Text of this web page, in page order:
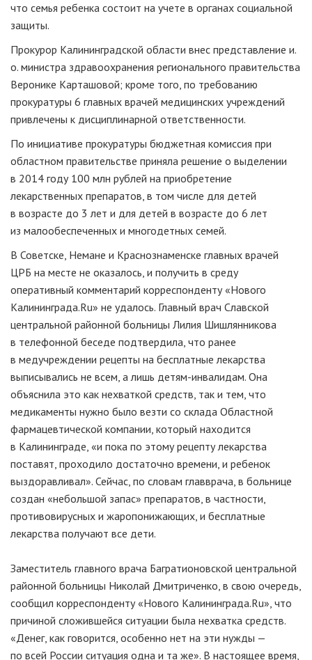
что семья ребенка состоит на учете в органах социальной
защиты.
Прокурор Калининградской области внес представление и.
о. министра здравоохранения регионального правительства
Веронике Карташовой; кроме того, по требованию
прокуратуры 6 главных врачей медицинских учреждений
привлечены к дисциплинарной ответственности.
По инициативе прокуратуры бюджетная комиссия при
областном правительстве приняла решение о выделении
в 2014 году 100 млн рублей на приобретение
лекарственных препаратов, в том числе для детей
в возрасте до 3 лет и для детей в возрасте до 6 лет
из малообеспеченных и многодетных семей.
В Советске, Немане и Краснознаменске главных врачей
ЦРБ на месте не оказалось, и получить в среду
оперативный комментарий корреспонденту «Нового
Калининграда.Ru» не удалось. Главный врач Славской
центральной районной больницы Лилия Шишлянникова
в телефонной беседе подтвердила, что ранее
в медучреждении рецепты на бесплатные лекарства
выписывались не всем, а лишь детям-инвалидам. Она
объяснила это как нехваткой средств, так и тем, что
медикаменты нужно было везти со склада Областной
фармацевтической компании, который находится
в Калининграде, «и пока по этому рецепту лекарства
поставят, проходило достаточно времени, и ребенок
выздоравливал». Сейчас, по словам главврача, в больнице
создан «небольшой запас» препаратов, в частности,
противовирусных и жаропонижающих, и бесплатные
лекарства получают все дети.
Заместитель главного врача Багратионовской центральной
районной больницы Николай Дмитриченко, в свою очередь,
сообщил корреспонденту «Нового Калининграда.Ru», что
причиной сложившейся ситуации была нехватка средств.
«Денег, как говорится, особенно нет на эти нужды —
по всей России ситуация одна и та же». В настоящее время,